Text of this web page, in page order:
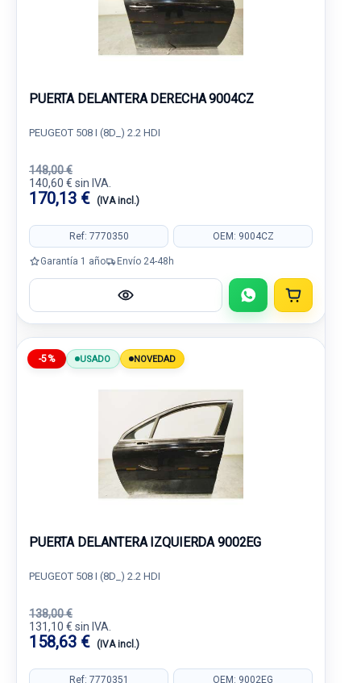
PUERTA DELANTERA DERECHA 9004CZ
PEUGEOT 508 I (8D_) 2.2 HDI
148,00 €
140,60 € sin IVA.
170,13 € (IVA incl.)
Ref: 7770350 OEM: 9004CZ
Garantía 1 año Envío 24-48h
-5% USADO NOVEDAD
PUERTA DELANTERA IZQUIERDA 9002EG
PEUGEOT 508 I (8D_) 2.2 HDI
138,00 €
131,10 € sin IVA.
158,63 € (IVA incl.)
Ref: 7770351 OEM: 9002EG